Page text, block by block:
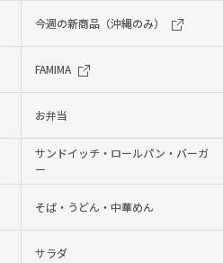
今週の新商品（沖縄のみ）
FAMIMA
お弁当
サンドイッチ・ロールパン・バーガ
ー
そば・うどん・中華めん
サラダ